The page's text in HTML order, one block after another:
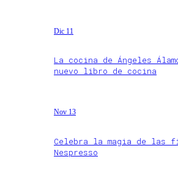
Dic 11
La cocina de Ángeles
nuevo libro de cocina
Nov 13
Celebra la magia de las
Nespresso